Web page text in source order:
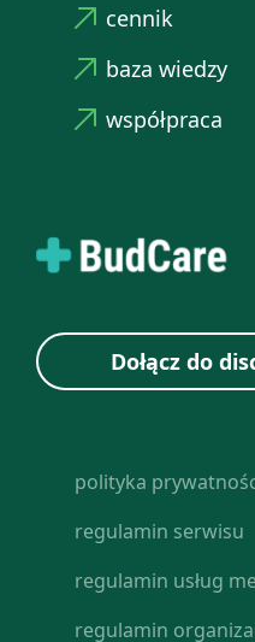
cennik
baza wiedzy
współpraca
Dołącz do
polityka
regulamin serwisu
regulamin usług
regulamin